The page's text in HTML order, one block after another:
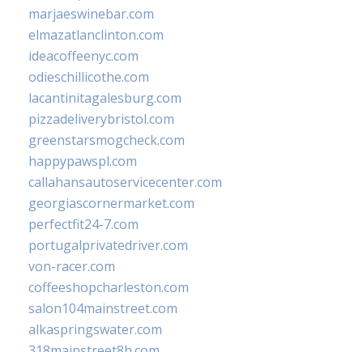
marjaeswinebar.com
elmazatlanclinton.com
ideacoffeenyc.com
odieschillicothe.com
lacantinitagalesburg.com
pizzadeliverybristol.com
greenstarsmogcheck.com
happypawspl.com
callahansautoservicecenter.com
georgiascornermarket.com
perfectfit24-7.com
portugalprivatedriver.com
von-racer.com
coffeeshopcharleston.com
salon104mainstreet.com
alkaspringswater.com